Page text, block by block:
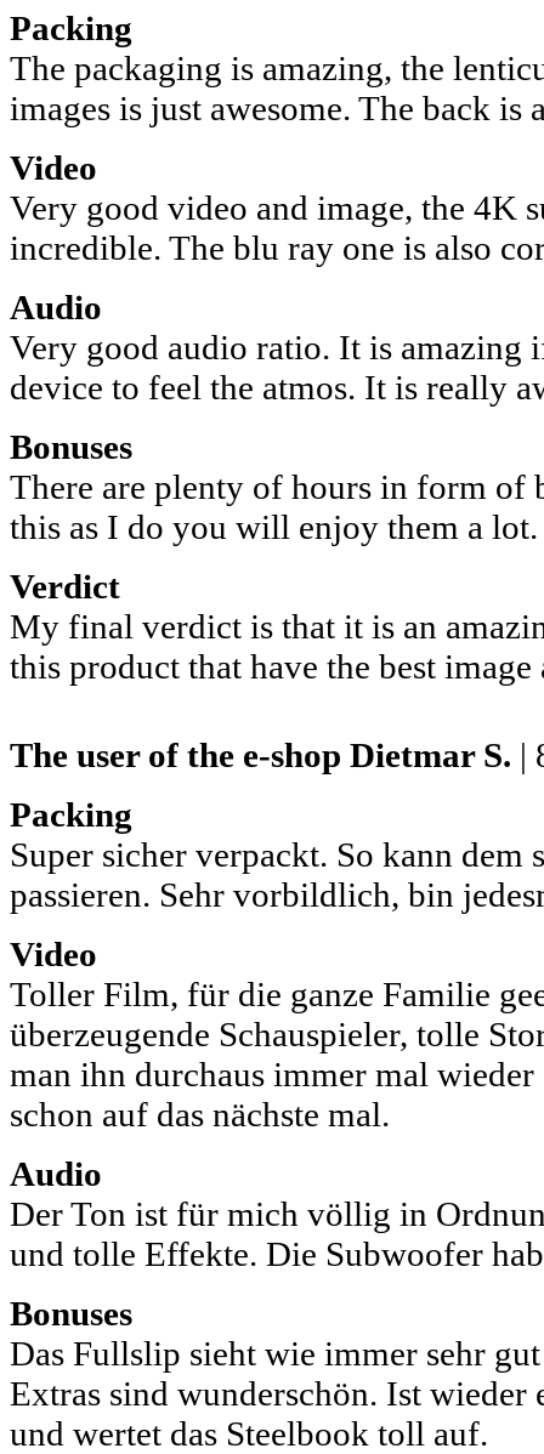
Packing
The packaging is amazing, the
images is just awesome. The back is
Video
Very good video and image, the 4K
incredible. The blu ray one is also
Audio
Very good audio ratio. It is amazing
device to feel the atmos. It is really
Bonuses
There are plenty of hours in form of
this as I do you will enjoy them a lot.
Verdict
My final verdict is that it is an
this product that have the best image
The user of the e-shop Dietmar S. |
Packing
Super sicher verpackt. So kann dem
passieren. Sehr vorbildlich, bin
Video
Toller Film, für die ganze Familie
überzeugende Schauspieler, tolle
man ihn durchaus immer mal wieder
schon auf das nächste mal.
Audio
Der Ton ist für mich völlig in
und tolle Effekte. Die Subwoofer
Bonuses
Das Fullslip sieht wie immer sehr
Extras sind wunderschön. Ist wieder
und wertet das Steelbook toll auf.